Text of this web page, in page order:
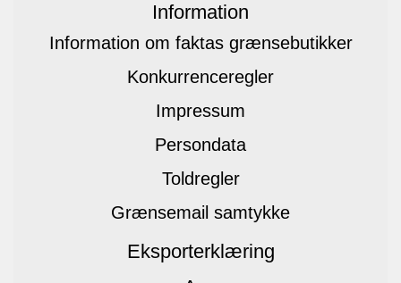
Information
Information om faktas grænsebutikker
Konkurrenceregler
Impressum
Persondata
Toldregler
Grænsemail samtykke
Eksporterklæring